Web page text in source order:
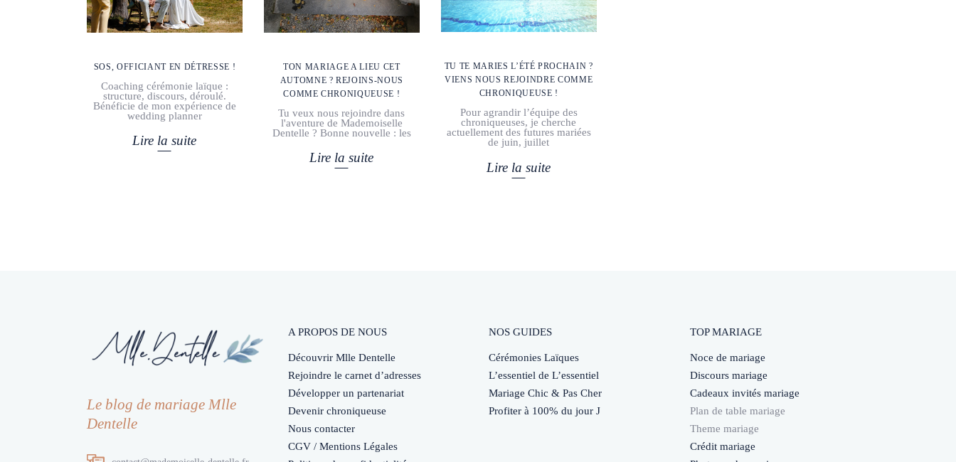
SOS, OFFICIANT EN DÉTRESSE !
Coaching cérémonie laïque :
structure, discours, déroulé.
Bénéficie de mon expérience de
wedding planner
Lire la suite
TON MARIAGE A LIEU CET
AUTOMNE ? REJOINS-NOUS
COMME CHRONIQUEUSE !
Tu veux nous rejoindre dans
l'aventure de Mademoiselle
Dentelle ? Bonne nouvelle : les
Lire la suite
TU TE MARIES L’ÉTÉ PROCHAIN ?
VIENS NOUS REJOINDRE COMME
CHRONIQUEUSE !
Pour agrandir l’équipe des
chroniqueuses, je cherche
actuellement des futures mariées
de juin, juillet
Lire la suite
Le blog de mariage Mlle
Dentelle
A PROPOS DE NOUS
Découvrir Mlle Dentelle
Rejoindre le carnet d’adresses
Développer un partenariat
Devenir chroniqueuse
Nous contacter
CGV / Mentions Légales
NOS GUIDES
Cérémonies Laïques
L’essentiel de L’essentiel
Mariage Chic & Pas Cher
Profiter à 100% du jour J
TOP MARIAGE
Noce de mariage
Discours mariage
Cadeaux invités mariage
Plan de table mariage
Theme mariage
Crédit mariage